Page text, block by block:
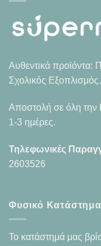
Αυθεντικά προϊόντα:
Σχολικός Εξοπλισμός.
Αποστολή σε όλη την
1-3 ημέρες.
Τηλεφωνικές
2603526
Φυσικό Κατάστημα
Το κατάστημά μας